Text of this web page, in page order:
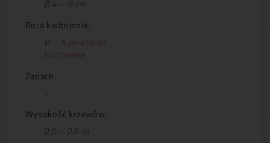
Ø 4 – 6 cm
Pora kwitnienia:
VI – X powtarza
kwitnienie
Zapach:
+
Wysokość krzewów:
0,5 – 0,6 m